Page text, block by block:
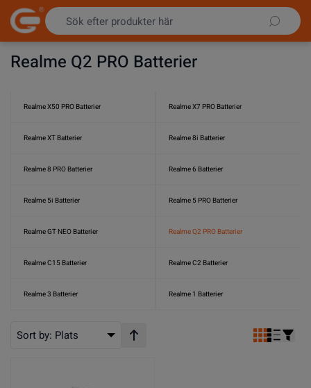
Hoppa till innehållet
Realme Q2 PRO Batterier
Realme X50 PRO Batterier Realme X7 PRO Batterier
Realme XT Batterier Realme 8i Batterier
Realme 8 PRO Batterier Realme 6 Batterier
Realme 5i Batterier Realme 5 PRO Batterier
Realme GT NEO Batterier Realme Q2 PRO Batterier
Realme C15 Batterier Realme C2 Batterier
Realme 3 Batterier Realme 1 Batterier
Sort by: Plats Stigande ordning